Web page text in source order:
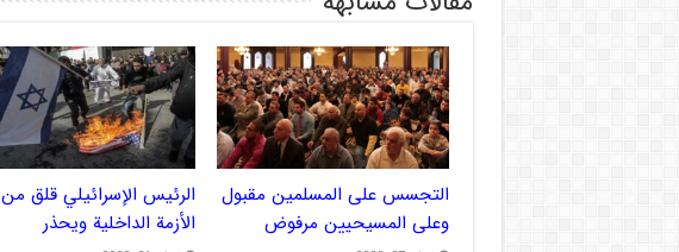
التجسس على المسلمين مقبول
وعلى المسيحيين مرفوض
الرئيس الإسرائيلي قلق من
الأزمة الداخلية ويحذر